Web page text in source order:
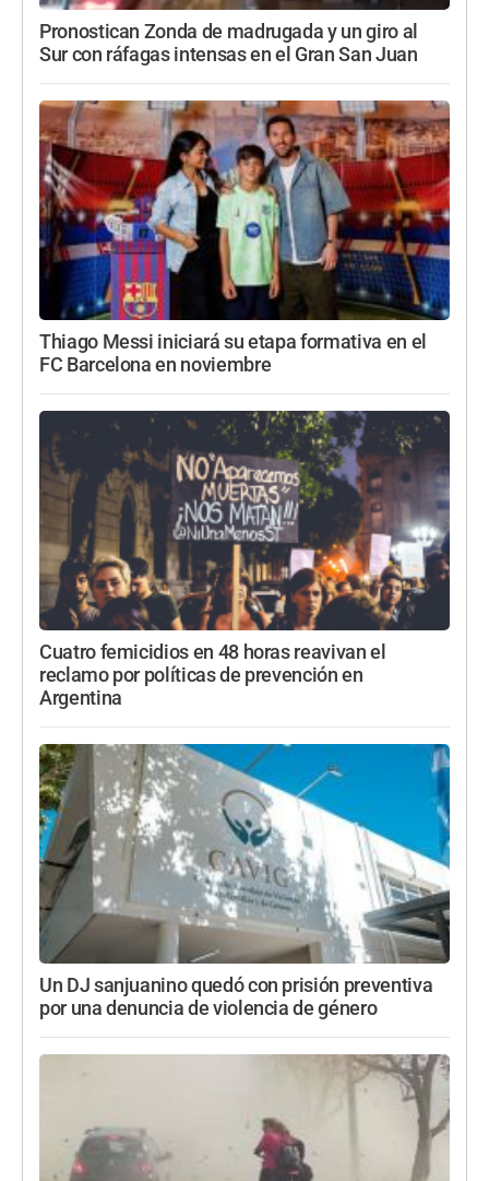
Pronostican Zonda de madrugada y un giro al
Sur con ráfagas intensas en el Gran San Juan
Thiago Messi iniciará su etapa formativa en el
FC Barcelona en noviembre
Cuatro femicidios en 48 horas reavivan el
reclamo por políticas de prevención en
Argentina
Un DJ sanjuanino quedó con prisión preventiva
por una denuncia de violencia de género